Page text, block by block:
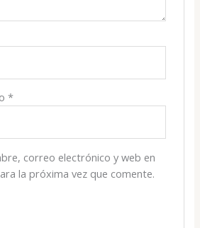
*
correo electrónico y web en
la próxima vez que comente.